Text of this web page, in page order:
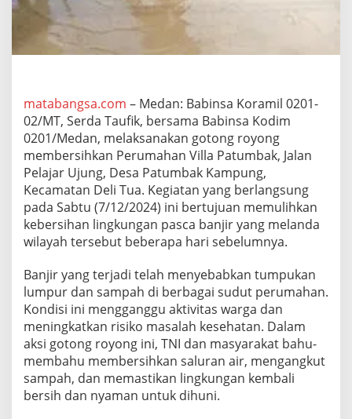
n
g
d
P
a
t
u
m
b
a
P
a
s
c
a
B
a
n
i
matabangsa.com – Medan: Babinsa Koramil 0201-
02/MT, Serda Taufik, bersama Babinsa Kodim
0201/Medan, melaksanakan gotong royong
membersihkan Perumahan Villa Patumbak, Jalan
Pelajar Ujung, Desa Patumbak Kampung,
Kecamatan Deli Tua. Kegiatan yang berlangsung
pada Sabtu (7/12/2024) ini bertujuan memulihkan
kebersihan lingkungan pasca banjir yang melanda
wilayah tersebut beberapa hari sebelumnya.
Banjir yang terjadi telah menyebabkan tumpukan
lumpur dan sampah di berbagai sudut perumahan.
Kondisi ini mengganggu aktivitas warga dan
meningkatkan risiko masalah kesehatan. Dalam
aksi gotong royong ini, TNI dan masyarakat bahu-
membahu membersihkan saluran air, mengangkut
sampah, dan memastikan lingkungan kembali
bersih dan nyaman untuk dihuni.